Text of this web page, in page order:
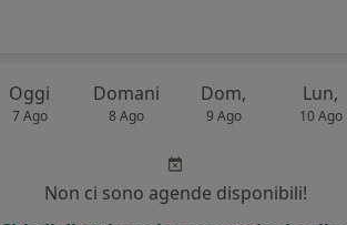
Oggi
7 Ago
Domani
8 Ago
Dom,
9 Ago
Lun,
10 Ago
Non ci sono agende disponibili!